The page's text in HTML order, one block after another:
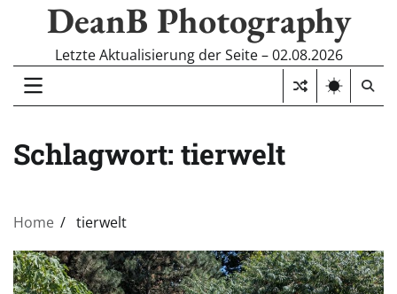
DeanB Photography
Letzte Aktualisierung der Seite – 02.08.2026
Schlagwort: tierwelt
Home tierwelt